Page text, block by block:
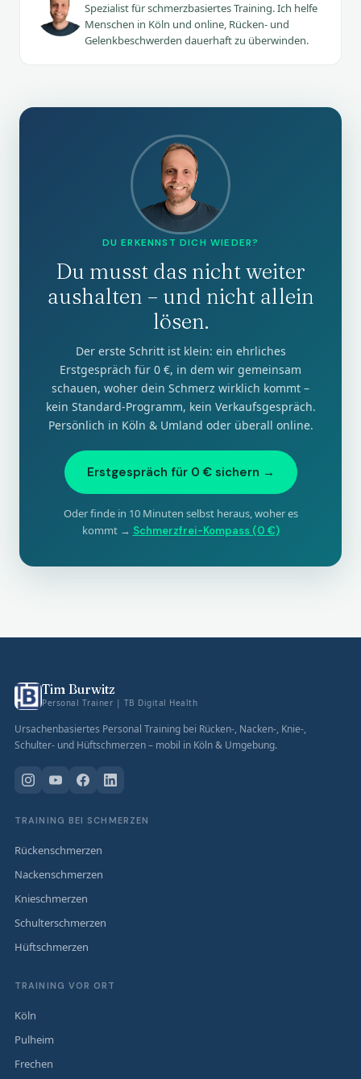
Spezialist für schmerzbasiertes Training. Ich helfe
Menschen in Köln und online, Rücken- und
Gelenkbeschwerden dauerhaft zu überwinden.
DU ERKENNST DICH WIEDER?
Du musst das nicht weiter
aushalten – und nicht allein
lösen.
Der erste Schritt ist klein: ein ehrliches
Erstgespräch für 0 €, in dem wir gemeinsam
schauen, woher dein Schmerz wirklich kommt –
kein Standard-Programm, kein Verkaufsgespräch.
Persönlich in Köln & Umland oder überall online.
Erstgespräch für 0 € sichern →
Oder finde in 10 Minuten selbst heraus, woher es
kommt → Schmerzfrei-Kompass (0 €)
Tim Burwitz
Personal Trainer | TB Digital Health
Ursachenbasiertes Personal Training bei Rücken-, Nacken-, Knie-,
Schulter- und Hüftschmerzen – mobil in Köln & Umgebung.
TRAINING BEI SCHMERZEN
Rückenschmerzen
Nackenschmerzen
Knieschmerzen
Schulterschmerzen
Hüftschmerzen
TRAINING VOR ORT
Köln
Pulheim
Frechen